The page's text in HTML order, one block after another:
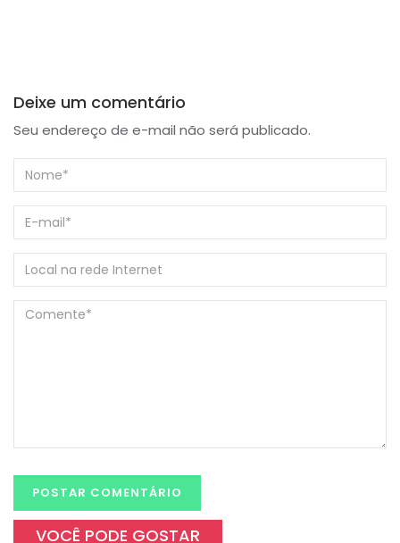
Deixe um comentário
Seu endereço de e-mail não será publicado.
VOCÊ PODE GOSTAR